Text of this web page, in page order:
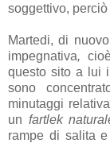
soggettivo,
Martedi, di
impegnativa,
questo sito a lui
sono
minutaggi
un fartlek
rampe di salita